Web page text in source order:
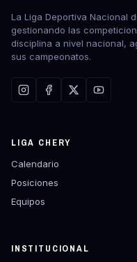
La Liga Deportiva Nacional
gestionando las
disciplina a nivel nacional,
sus campeonatos.
LIGA CHERY
Calendario
Posiciones
Equipos
INSTITUCIONAL